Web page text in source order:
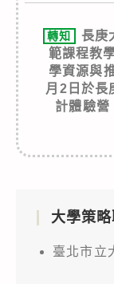
轉知
長庚
範課程教
學資源與
月2日於長
計體驗營
大學策
臺北市立